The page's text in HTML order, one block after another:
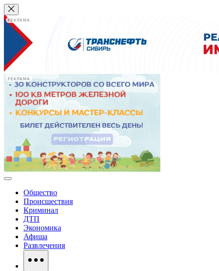
РЕКЛАМА
РЕКЛАМА
Общество
Происшествия
Криминал
ДТП
Экономика
Афиша
Развлечения